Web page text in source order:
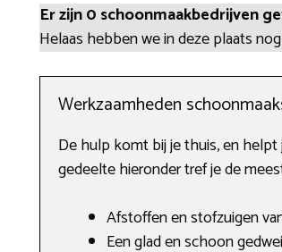
Er zijn 0 schoonmaakbedrijven
Helaas hebben we in deze plaats
Werkzaamheden
De hulp komt bij je thuis, en
gedeelte hieronder tref je de
Afstoffen en stofzuigen
Een glad en schoon